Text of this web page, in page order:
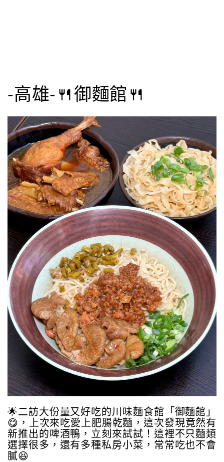
-高雄-🍴御麵館🍴
🌟二訪大份量又好吃的川味麵食館「御麵館」
😋，上次來吃愛上肥腸乾麵，這次發現竟然有
新推出的啤酒鴨，立刻來試試！這裡不只麵類
選擇很多，還有多種私房小菜，常常吃也不會
膩😆